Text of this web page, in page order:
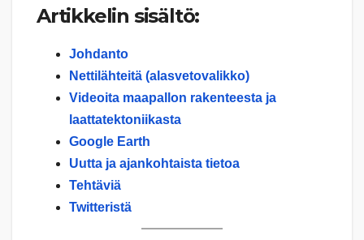
Artikkelin sisältö:
Johdanto
Nettilähteitä (alasvetovalikko)
Videoita maapallon rakenteesta ja
laattatektoniikasta
Google Earth
Uutta ja ajankohtaista tietoa
Tehtäviä
Twitteristä